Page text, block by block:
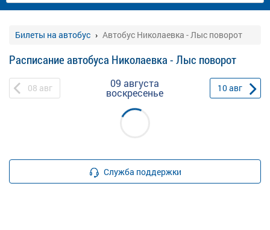
Билеты на автобус Автобус Николаевка - Лыс поворот
Расписание автобуса Николаевка - Лыс поворот
08 авг 09 августа
воскресенье 10авг
Служба поддержки